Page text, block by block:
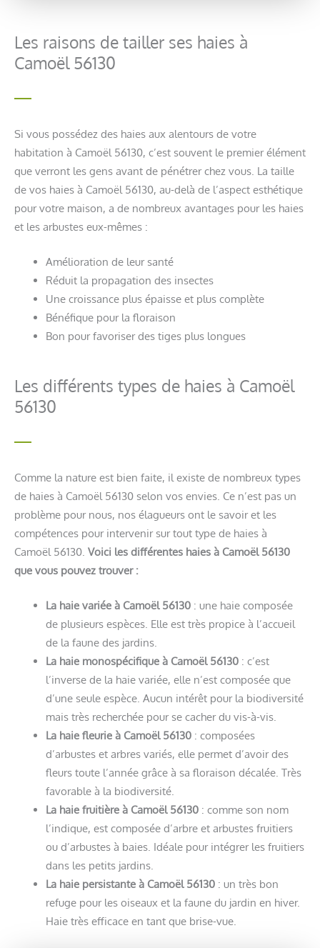
Les raisons de tailler ses haies à
Camoël 56130
Si vous possédez des haies aux alentours de votre
habitation à Camoël 56130, c’est souvent le premier élément
que verront les gens avant de pénétrer chez vous. La taille
de vos haies à Camoël 56130, au-delà de l’aspect esthétique
pour votre maison, a de nombreux avantages pour les haies
et les arbustes eux-mêmes :
Amélioration de leur santé
Réduit la propagation des insectes
Une croissance plus épaisse et plus complète
Bénéfique pour la floraison
Bon pour favoriser des tiges plus longues
Les différents types de haies à Camoël
56130
Comme la nature est bien faite, il existe de nombreux types
de haies à Camoël 56130 selon vos envies. Ce n’est pas un
problème pour nous, nos élagueurs ont le savoir et les
compétences pour intervenir sur tout type de haies à
Camoël 56130. Voici les différentes haies à Camoël 56130
que vous pouvez trouver :
La haie variée à Camoël 56130: une haie composée
de plusieurs espèces. Elle est très propice à l’accueil
de la faune des jardins.
La haie monospécifique à Camoël 56130: c’est
l’inverse de la haie variée, elle n’est composée que
d’une seule espèce. Aucun intérêt pour la biodiversité
mais très recherchée pour se cacher du vis-à-vis.
La haie fleurie à Camoël 56130: composées
d’arbustes et arbres variés, elle permet d’avoir des
fleurs toute l’année grâce à sa floraison décalée. Très
favorable à la biodiversité.
La haie fruitière à Camoël 56130: comme son nom
l’indique, est composée d’arbre et arbustes fruitiers
ou d’arbustes à baies. Idéale pour intégrer les fruitiers
dans les petits jardins.
La haie persistante à Camoël 56130 : un très bon
refuge pour les oiseaux et la faune du jardin en hiver.
Haie très efficace en tant que brise-vue.